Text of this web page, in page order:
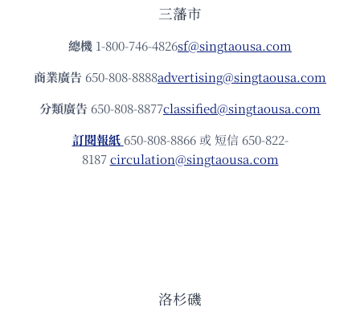
三藩市
總機 1-800-746-4826sf@singtaousa.com
商業廣告 650-808-8888advertising@singtaousa.com
分類廣告 650-808-8877classified@singtaousa.com
訂閱報紙 650-808-8866 或 短信 650-822-
8187circulation@singtaousa.com
洛杉磯